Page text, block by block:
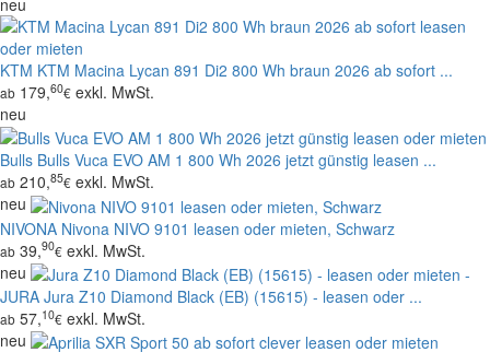
neu
KTM KTM Macina Lycan 891 Di2 800 Wh braun 2026 ab sofort ...
ab 179,60€ exkl. MwSt.
neu
Bulls Bulls Vuca EVO AM 1 800 Wh 2026 jetzt günstig leasen ...
ab 210,85€ exkl. MwSt.
neu
NIVONA Nivona NIVO 9101 leasen oder mieten, Schwarz
ab 39,90€ exkl. MwSt.
neu
JURA Jura Z10 Diamond Black (EB) (15615) - leasen oder ...
ab 57,10€ exkl. MwSt.
neu